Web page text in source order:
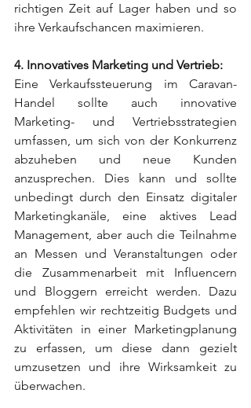
richtigen Zeit auf Lager haben und so
ihre Verkaufschancen maximieren.
4. Innovatives Marketing und Vertrieb:
Eine Verkaufssteuerung im Caravan-
Handel sollte auch innovative
Marketing- und Vertriebsstrategien
umfassen, um sich von der Konkurrenz
abzuheben und neue Kunden
anzusprechen. Dies kann und sollte
unbedingt durch den Einsatz digitaler
Marketingkanäle, eine aktives Lead
Management, aber auch die Teilnahme
an Messen und Veranstaltungen oder
die Zusammenarbeit mit Influencern
und Bloggern erreicht werden. Dazu
empfehlen wir rechtzeitig Budgets und
Aktivitäten in einer Marketingplanung
zu erfassen, um diese dann gezielt
umzusetzen und ihre Wirksamkeit zu
überwachen.